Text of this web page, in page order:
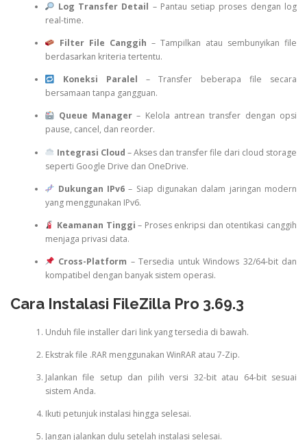
Log Transfer Detail – Pantau setiap proses dengan log
real-time.
Filter File Canggih – Tampilkan atau sembunyikan file
berdasarkan kriteria tertentu.
Koneksi Paralel – Transfer beberapa file secara
bersamaan tanpa gangguan.
Queue Manager – Kelola antrean transfer dengan opsi
pause, cancel, dan reorder.
Integrasi Cloud – Akses dan transfer file dari cloud storage
seperti Google Drive dan OneDrive.
Dukungan IPv6 – Siap digunakan dalam jaringan modern
yang menggunakan IPv6.
Keamanan Tinggi – Proses enkripsi dan otentikasi canggih
menjaga privasi data.
Cross-Platform – Tersedia untuk Windows 32/64-bit dan
kompatibel dengan banyak sistem operasi.
Cara Instalasi FileZilla Pro 3.69.3
Unduh file installer dari link yang tersedia di bawah.
Ekstrak file .RAR menggunakan WinRAR atau 7-Zip.
Jalankan file setup dan pilih versi 32-bit atau 64-bit sesuai
sistem Anda.
Ikuti petunjuk instalasi hingga selesai.
Jangan jalankan dulu setelah instalasi selesai.